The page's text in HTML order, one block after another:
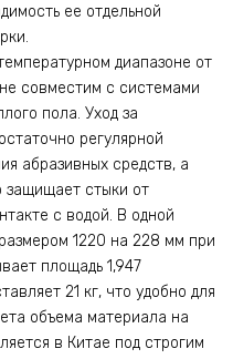
ее отдельной
диапазоне от
совместим с системами
пола. Уход за
регулярной
абразивных средств, а
защищает стыки от
с водой. В одной
1220 на 228 мм при
площадь 1,947
21 кг, что удобно для
объема материала на
в Китае под строгим